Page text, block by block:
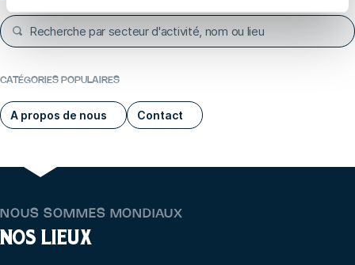
CATÉGORIES POPULAIRES
A propos de nous Contact
NOUS SOMMES MONDIAUX
NOS LIEUX